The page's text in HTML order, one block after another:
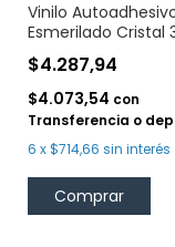
Vinilo
Esmerilado Cristal
$4.287,94
$4.073,54 con
Transferencia o
6 x$714,66 sin interés